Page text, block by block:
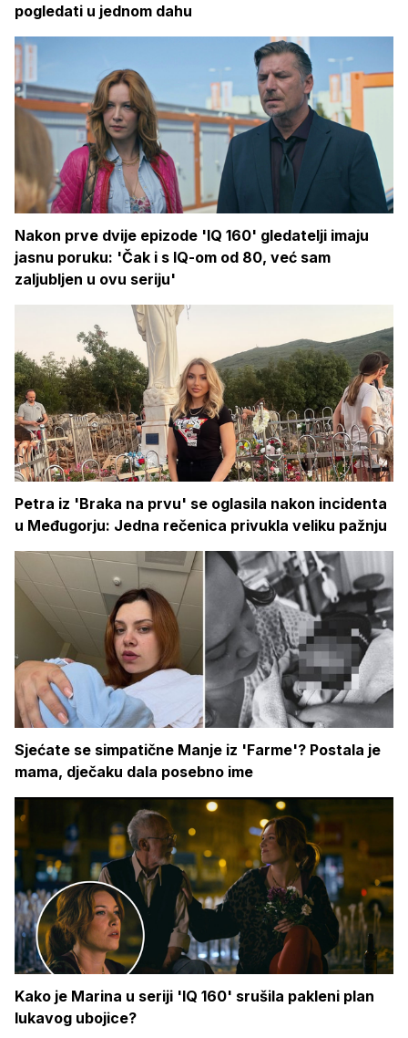
pogledati u jednom dahu
Nakon prve dvije epizode 'IQ 160' gledatelji imaju
jasnu poruku: 'Čak i s IQ-om od 80, već sam
zaljubljen u ovu seriju'
Petra iz 'Braka na prvu' se oglasila nakon incidenta
u Međugorju: Jedna rečenica privukla veliku pažnju
Sjećate se simpatične Manje iz 'Farme'? Postala je
mama, dječaku dala posebno ime
Kako je Marina u seriji 'IQ 160' srušila pakleni plan
lukavog ubojice?